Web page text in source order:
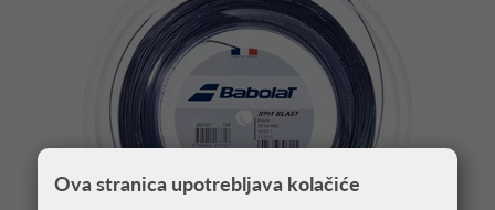
Ova stranica upotrebljava kolačiće